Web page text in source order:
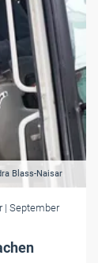
Blass-Naisar
| September